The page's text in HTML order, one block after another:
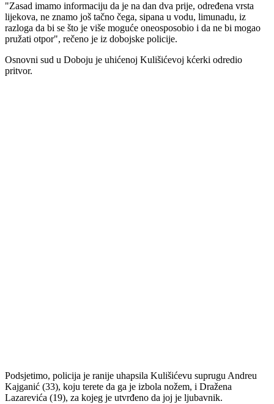
"Zasad imamo informaciju da je na dan dva prije, određena vrsta
lijekova, ne znamo još tačno čega, sipana u vodu, limunadu, iz
razloga da bi se što je više moguće oneosposobio i da ne bi mogao
pružati otpor", rečeno je iz dobojske policije.
Osnovni sud u Doboju je uhićenoj Kulišićevoj kćerki odredio
pritvor.
Podsjetimo, policija je ranije uhapsila Kulišićevu suprugu Andreu
Kajganić (33), koju terete da ga je izbola nožem, i Dražena
Lazarevića (19), za kojeg je utvrđeno da joj je ljubavnik.